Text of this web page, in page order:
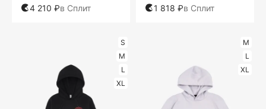
4 210 ₽в Сплит
1 818 ₽в Сплит
S
M
L
XL
M
L
XL